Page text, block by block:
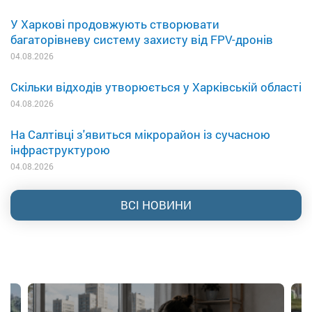
У Харкові продовжують створювати
багаторівневу систему захисту від FPV-дронів
04.08.2026
Скільки відходів утворюється у Харківській області
04.08.2026
На Салтівці з'явиться мікрорайон із сучасною
інфраструктурою
04.08.2026
ВСІ НОВИНИ